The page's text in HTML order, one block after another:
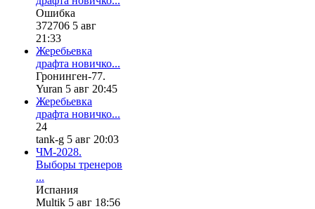
Ошибка
372706 5 авг
21:33
Жеребьевка
драфта новичко...
Гронинген-77.
Yuran 5 авг 20:45
Жеребьевка
драфта новичко...
24
tank-g 5 авг 20:03
ЧМ-2028.
Выборы тренеров
...
Испания
Multik 5 авг 18:56